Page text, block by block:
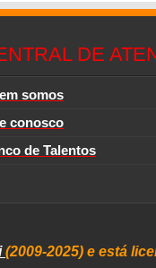
DE
somos
conosco
de Talentos
(2009-2025) e está